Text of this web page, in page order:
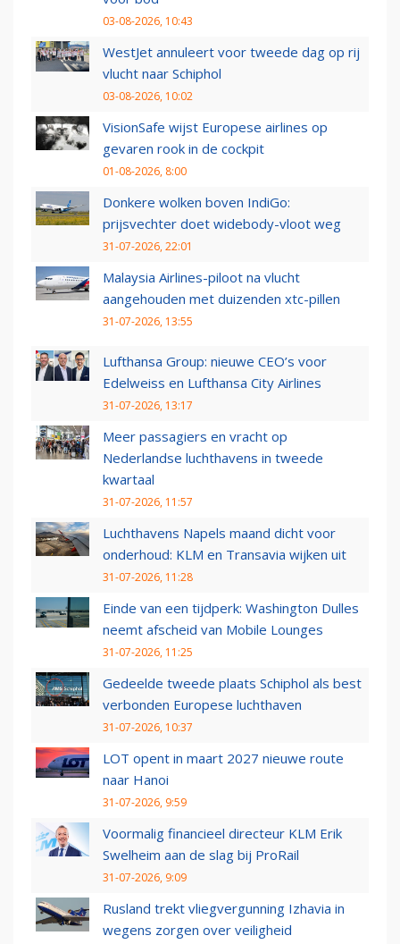
03-08-2026, 10:43
WestJet annuleert voor tweede dag op rij
vlucht naar Schiphol
03-08-2026, 10:02
VisionSafe wijst Europese airlines op
gevaren rook in de cockpit
01-08-2026, 8:00
Donkere wolken boven IndiGo:
prijsvechter doet widebody-vloot weg
31-07-2026, 22:01
Malaysia Airlines-piloot na vlucht
aangehouden met duizenden xtc-pillen
31-07-2026, 13:55
Lufthansa Group: nieuwe CEO’s voor
Edelweiss en Lufthansa City Airlines
31-07-2026, 13:17
Meer passagiers en vracht op
Nederlandse luchthavens in tweede
kwartaal
31-07-2026, 11:57
Luchthavens Napels maand dicht voor
onderhoud: KLM en Transavia wijken uit
31-07-2026, 11:28
Einde van een tijdperk: Washington Dulles
neemt afscheid van Mobile Lounges
31-07-2026, 11:25
Gedeelde tweede plaats Schiphol als best
verbonden Europese luchthaven
31-07-2026, 10:37
LOT opent in maart 2027 nieuwe route
naar Hanoi
31-07-2026, 9:59
Voormalig financieel directeur KLM Erik
Swelheim aan de slag bij ProRail
31-07-2026, 9:09
Rusland trekt vliegvergunning Izhavia in
wegens zorgen over veiligheid